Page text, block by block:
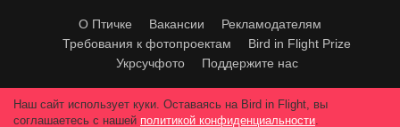
О Птичке Вакансии
Рекламодателям
Требования к фотопроектам
Bird in Flight Prize
Укрсучфото
Поддержите нас
Любое использование материалов допускается только с согласия
редакции.© 2026, Bird In Flight.
Наш сайт использует куки. Оставаясь на Bird in Flight, вы
соглашаетесь с нашей политикой конфиденциальности.